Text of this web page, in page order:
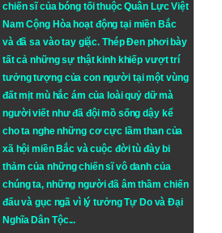
chiến sĩ của bóng tối thuộc Quân Lực Việt
Nam Cộng Hòa hoạt động tại miền Bắc
và đã sa vào tay giặc. Thép Đen phơi bày
tất cả những sự thật kinh khiếp vượt trí
tưởng tượng của con người tại một vùng
đất mịt mù hắc ám của loài quỷ dữ mà
người viết như đã đội mồ sống dậy kể
cho ta nghe những cơ cực lầm than của
xã hội miền Bắc và cuộc đời tù đày bi
thảm của những chiến sĩ vô danh của
chúng ta, những người đã âm thầm chiến
đấu và gục ngã vì lý tưởngTự DovàĐại
Nghĩa Dân Tộc...